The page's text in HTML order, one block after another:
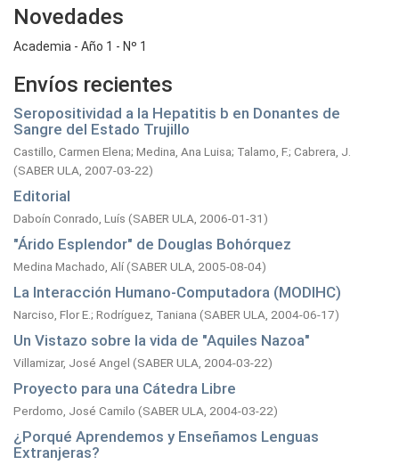
Novedades
Academia - Año 1 - Nº 1
Envíos recientes
Seropositividad a la Hepatitis b en Donantes de
Sangre del Estado Trujillo
Castillo, Carmen Elena; Medina, Ana Luisa; Talamo, F.; Cabrera, J.
(SABER ULA, 2007-03-22)
Editorial
Daboín Conrado, Luís (SABER ULA, 2006-01-31)
"Árido Esplendor" de Douglas Bohórquez
Medina Machado, Alí(SABER ULA, 2005-08-04)
La Interacción Humano-Computadora (MODIHC)
Narciso, Flor E.; Rodríguez, Taniana (SABER ULA, 2004-06-17)
Un Vistazo sobre la vida de "Aquiles Nazoa"
Villamizar, José Angel (SABER ULA, 2004-03-22)
Proyecto para una Cátedra Libre
Perdomo, José Camilo (SABER ULA, 2004-03-22)
¿Porqué Aprendemos y Enseñamos Lenguas
Extranjeras?